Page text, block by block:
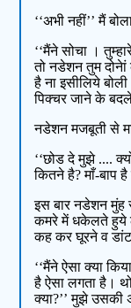
‘‘अभी नहीं’’ मैं
‘‘मैंने सोचा ।
तो नडेशन तुम दोनेां
है ना इसीलिये
पिक्चर जाने के बदले
नडेशन मजबूती से
‘‘छोड दे मुझे ....
कितने है? माँ-बाप है
इस बार नडेशन मुंह
कमरे में धकेलते हुये ले
कह कर घूरने व
‘‘मैंने ऐसा क्या
है ऐसा लगता है।
क्या?’’ मुझे उसकी